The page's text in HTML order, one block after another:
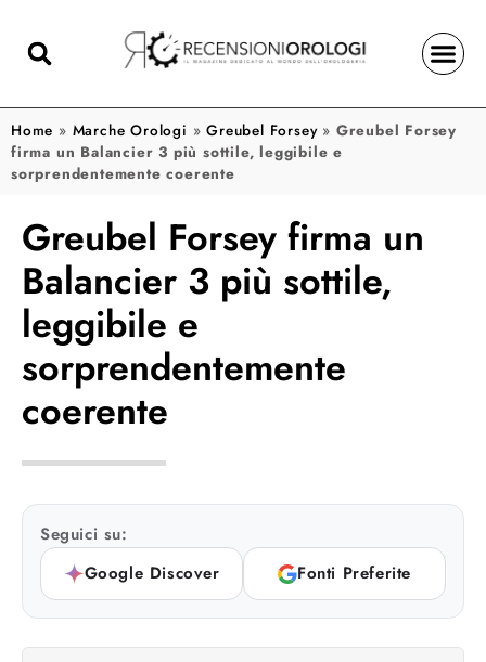
Home » Marche Orologi »Greubel Forsey» Greubel Forsey
firma un Balancier 3 più sottile, leggibile e
sorprendentemente coerente
Greubel Forsey firma un
Balancier 3 più sottile,
leggibile e
sorprendentemente
coerente
Seguici su:
Google Discover
Fonti Preferite